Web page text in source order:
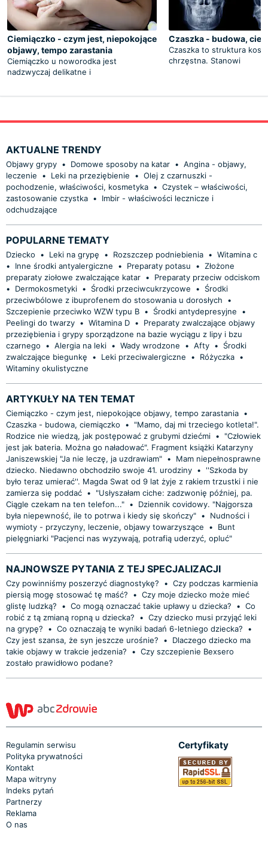
Ciemiączko - czym jest, niepokojące
objawy, tempo zarastania
Ciemiączko u noworodka jest
nadzwyczaj delikatne i
Czaszka - budowa,
Czaszka to struktura
chrzęstna. Stanowi
AKTUALNE TRENDY
Objawy grypy • Domowe sposoby na katar • Angina - objawy,
leczenie
• Leki na przeziębienie • Olej z czarnuszki -
pochodzenie, właściwości, kosmetyka • Czystek – właściwości,
zastosowanie czystka •
Imbir - właściwości lecznicze i
odchudzające
POPULARNE TEMATY
Dziecko • Leki na grypę • Rozszczep podniebienia • Witamina c
•
Inne środki antyalergiczne • Preparaty potasu • Złożone
preparaty ziołowe zwalczające katar •
Preparaty przeciw odciskom
•
Dermokosmetyki • Środki przeciwcukrzycowe •
Środki
przeciwbólowe z ibuprofenem do stosowania u dorosłych
•
Szczepienie przeciwko WZW typu B • Środki antydepresyjne
•
Peelingi do twarzy • Witamina D •
Preparaty zwalczające objawy
przeziębienia i grypy sporządzone na bazie wyciągu z lipy i bzu
czarnego
• Alergia na leki • Wady wrodzone • Afty •
Środki
zwalczające biegunkę
• Leki przeciwalergiczne • Różyczka •
Witaminy okulistyczne
ARTYKUŁY NA TEN TEMAT
Ciemiączko - czym jest, niepokojące objawy, tempo zarastania •
Czaszka - budowa, ciemiączko
•
"Mamo, daj mi trzeciego kotleta!".
Rodzice nie wiedzą, jak postępować z grubymi dziećmi •
"Człowiek
jest jak bateria. Można go naładować". Fragment książki Katarzyny
Janiszewskiej "Ja nie leczę, ja uzdrawiam" •
Mam niepełnosprawne
dziecko. Niedawno obchodziło swoje 41. urodziny •
''Szkoda by
było teraz umierać''. Magda Swat od 9 lat żyje z rakiem trzustki i nie
zamierza się poddać •
"Usłyszałam ciche: zadzwonię później, pa.
Ciągle czekam na ten telefon..." •
Dziennik covidowy. "Najgorsza
była niepewność, ile to potrwa i kiedy się skończy" •
Nudności i
wymioty - przyczyny, leczenie, objawy towarzyszące
•
Bunt
pielęgniarki "Pacjenci nas wyzywają, potrafią uderzyć, opluć"
NAJNOWSZE PYTANIA Z TEJ SPECJALIZACJI
Czy powinniśmy poszerzyć diagnostykę? • Czy podczas karmienia
piersią mogę stosować tę maść?
• Czy moje dziecko może mieć
glistę ludzką?
• Co mogą oznaczać takie upławy u dziecka? • Co
robić z tą zmianą ropną u dziecka?
• Czy dziecko musi przyjąć leki
na grypę?
• Co oznaczają te wyniki badań 6-letniego dziecka?
•
Czy jest szansa, że syn jeszcze urośnie?
•
Dlaczego dziecko ma
takie objawy w trakcie jedzenia?
• Czy szczepienie Bexsero
zostało prawidłowo podane?
Regulamin serwisu
Polityka prywatności
Kontakt
Mapa witryny
Indeks pytań
Partnerzy
Reklama
O nas
Certyfikaty